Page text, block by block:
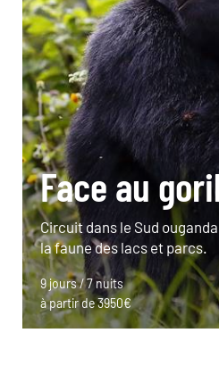
Face au
Circuit dans le Sud
la faune des lacs et parcs.
9 jours / 7 nuits
à partir de 3950€